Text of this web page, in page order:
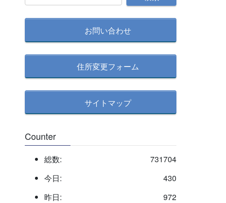
記
事
索
お問い合わせ
住所変更フォーム
サイトマップ
Counter
731704
総数:
430
今日:
972
昨日: